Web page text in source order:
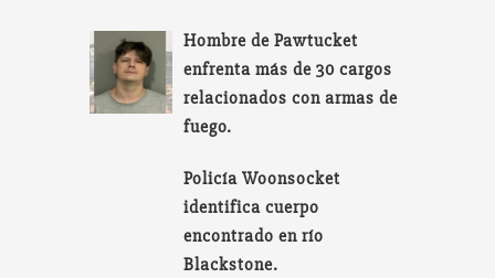
Hombre de Pawtucket
enfrenta más de 30 cargos
relacionados con armas de
fuego.
Policía Woonsocket
identifica cuerpo
encontrado en río
Blackstone.